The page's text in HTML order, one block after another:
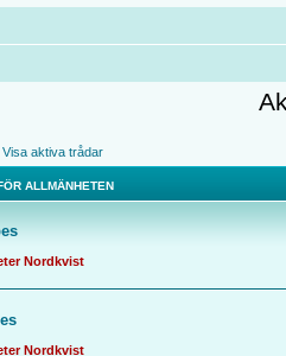
Visa aktiva trådar
ALLMÄNHETEN
Nordkvist
Nordkvist